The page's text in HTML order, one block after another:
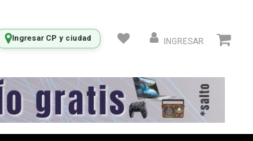
Ingresar CP y ciudad INGRESAR